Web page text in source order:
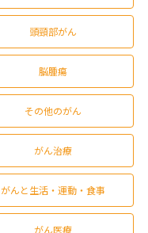
頭頸部がん
脳腫瘍
その他のがん
がん治療
がんと生活・運動・食事
がん医療